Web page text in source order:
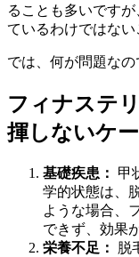
ることも多いです
ているわけではない
では、何が問題なの
フィナステ
揮しないケ
基礎疾患：
甲
学的状態は、
ような場合、
できず、効果
栄養不足：
脱